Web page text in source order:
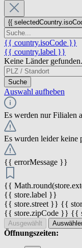
{{
{{ country.isoCode }}
{{ country.label }}
Keine Länder gefunden.
Suche
Auswahl aufheben
Es werden nur Filialen
Es wurden leider keine
{{ errorMessage }}
{{
{{ store.label }}
{{ store.street }} {{
{{ store.zipCode }} {{
Ausgewählt
Öffnungszeiten: